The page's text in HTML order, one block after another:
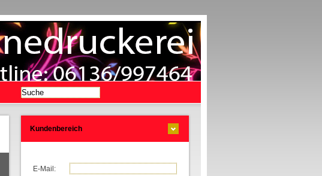
Kundenbereich
E-Mail: